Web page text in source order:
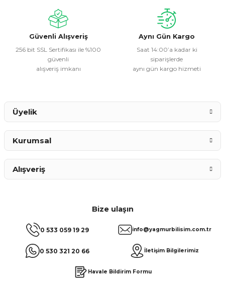
Ürün fiyatı diğer sitelerden daha pahalı.
Bu ürüne benzer farklı alternatifler olmalı.
Güvenli Alışveriş
256 bit SSL Sertifikası ile %100
güvenli
alışveriş imkanı
Aynı Gün Kargo
Saat 14:00’a kadar ki
siparişlerde
aynı gün kargo hizmeti
Bize ulaşın
0 533 059 19 29
0 530 321 20 66
info@yagmurbilisim.com.tr
İletişim Bilgilerimiz
Havale Bildirim Formu
Üyelik
Kurumsal
Alışveriş